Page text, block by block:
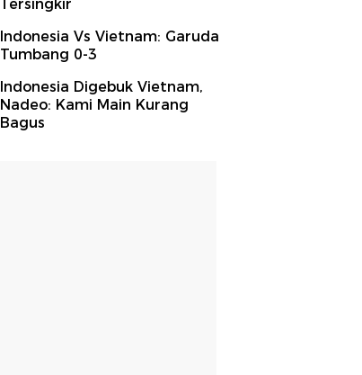
Tersingkir
Indonesia Vs Vietnam: Garuda
Tumbang 0-3
Indonesia Digebuk Vietnam,
Nadeo: Kami Main Kurang
Bagus